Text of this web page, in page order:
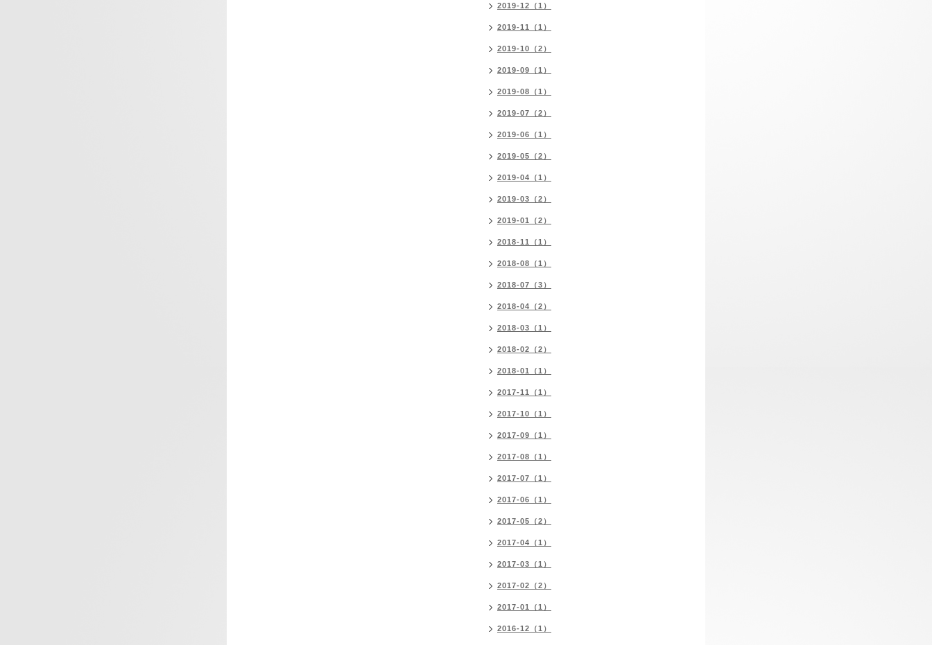
2019-12（1）
2019-11（1）
2019-10（2）
2019-09（1）
2019-08（1）
2019-07（2）
2019-06（1）
2019-05（2）
2019-04（1）
2019-03（2）
2019-01（2）
2018-11（1）
2018-08（1）
2018-07（3）
2018-04（2）
2018-03（1）
2018-02（2）
2018-01（1）
2017-11（1）
2017-10（1）
2017-09（1）
2017-08（1）
2017-07（1）
2017-06（1）
2017-05（2）
2017-04（1）
2017-03（1）
2017-02（2）
2017-01（1）
2016-12（1）